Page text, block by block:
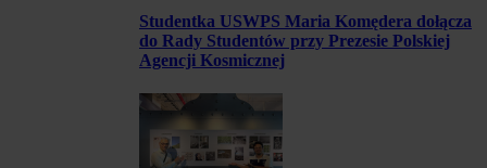
Studentka USWPS Maria Komędera dołącza
do Rady Studentów przy Prezesie Polskiej
Agencji Kosmicznej